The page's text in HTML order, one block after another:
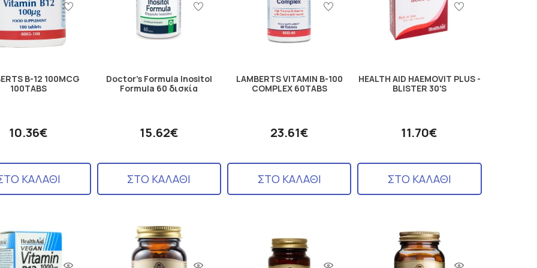
B-12 100MCG
100TABS
10.36€
ΚΑΛΑΘΙ
Doctor's Formula Inositol
Formula 60 δισκία
15.62€
ΣΤΟ ΚΑΛΑΘΙ
LAMBERTS VITAMIN B-100
COMPLEX 60TABS
23.61€
ΣΤΟ ΚΑΛΑΘΙ
HEALTH AID HAEMOVIT PLUS -
BLISTER 30'S
11.70€
ΣΤΟ ΚΑΛΑΘΙ